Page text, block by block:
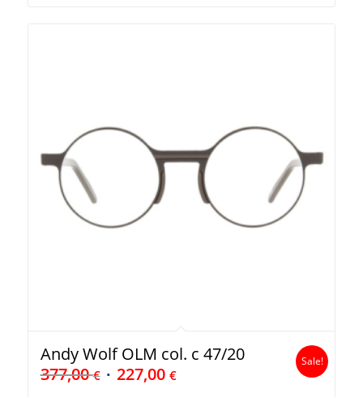
Andy Wolf OLM col. c 47/20
377,00€ 227,00 €
Sale!